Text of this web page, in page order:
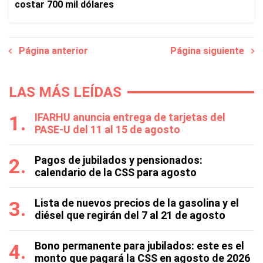
costar 700 mil dólares
Página anterior Página siguiente
LAS MÁS LEÍDAS
IFARHU anuncia entrega de tarjetas del
PASE-U del 11 al 15 de agosto
Pagos de jubilados y pensionados:
calendario de la CSS para agosto
Lista de nuevos precios de la gasolina y el
diésel que regirán del 7 al 21 de agosto
Bono permanente para jubilados: este es el
monto que pagará la CSS en agosto de 2026